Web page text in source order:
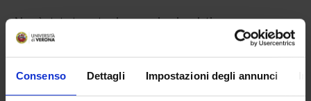
Consenso Dettagli Impostazioni degli annunci
Non è stato trovato alcun seminario relativo
all'insegnamento Moderne und zeitgenössische